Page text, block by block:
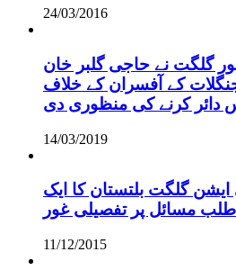
24/03/2016
گلگت نے حاجی گلبر خان
کے آفسران کے خلاف
دائر کرنے کی منظوری دی
14/03/2019
گلگت بلتستان کا ایک
مسائل پر تفصیلی غور
11/12/2015